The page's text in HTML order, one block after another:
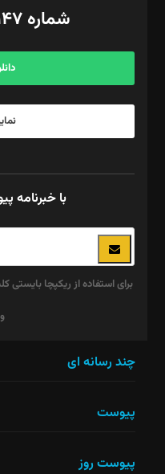
آگهی و مشترکین: ۰۹۱۹۹۹۹۰۴۵۴
شماره ۱۴۷ - مرداد ۱۴۰۵
با خبرنامه
نباید
چند رسانه ای
پیوست
پیوست روز